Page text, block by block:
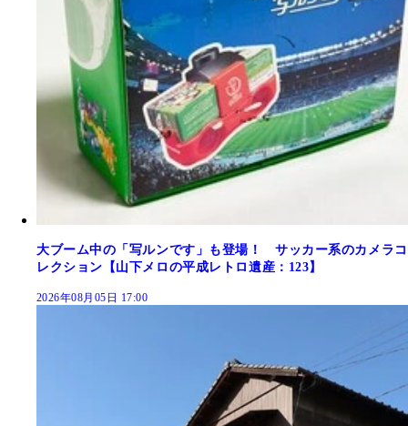
大ブーム中の「写ルンです」も登場！ サッカー系のカメラコ
レクション【山下メロの平成レトロ遺産：123】
2026年08月05日 17:00